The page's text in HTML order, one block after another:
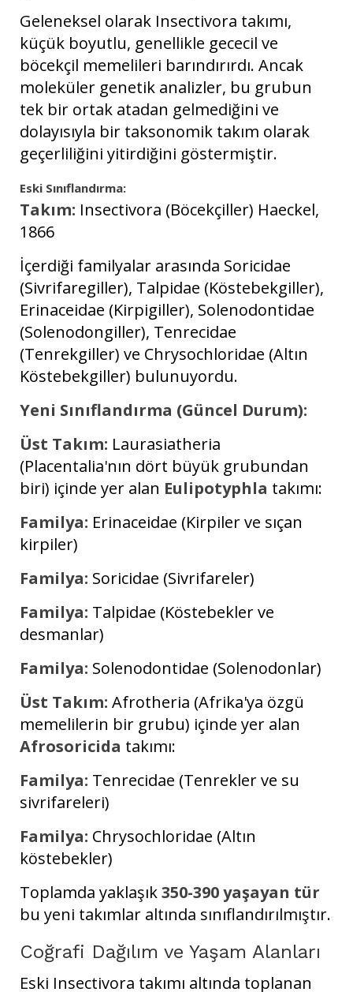
Geleneksel olarak Insectivora takımı,
küçük boyutlu, genellikle gececil ve
böcekçil memelileri barındırırdı. Ancak
moleküler genetik analizler, bu grubun
tek bir ortak atadan gelmediğini ve
dolayısıyla bir taksonomik takım olarak
geçerliliğini yitirdiğini göstermiştir.
Eski Sınıflandırma:
Takım: Insectivora (Böcekçiller) Haeckel,
1866
İçerdiği familyalar arasında Soricidae
(Sivrifaregiller), Talpidae (Köstebekgiller),
Erinaceidae (Kirpigiller), Solenodontidae
(Solenodongiller), Tenrecidae
(Tenrekgiller) ve Chrysochloridae (Altın
Köstebekgiller) bulunuyordu.
Yeni Sınıflandırma (Güncel Durum):
Üst Takım: Laurasiatheria
(Placentalia'nın dört büyük grubundan
biri) içinde yer alan Eulipotyphla takımı:
Familya: Erinaceidae (Kirpiler ve sıçan
kirpiler)
Familya: Soricidae (Sivrifareler)
Familya: Talpidae (Köstebekler ve
desmanlar)
Familya: Solenodontidae (Solenodonlar)
Üst Takım: Afrotheria (Afrika'ya özgü
memelilerin bir grubu) içinde yer alan
Afrosoricida takımı:
Familya: Tenrecidae (Tenrekler ve su
sivrifareleri)
Familya: Chrysochloridae (Altın
köstebekler)
Toplamda yaklaşık350-390 yaşayan tür
bu yeni takımlar altında sınıflandırılmıştır.
Coğrafi Dağılım ve Yaşam Alanları
Eski Insectivora takımı altında toplanan